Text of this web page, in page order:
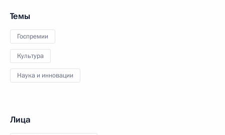
Темы
Госпремии
Культура
Наука и инновации
Лица